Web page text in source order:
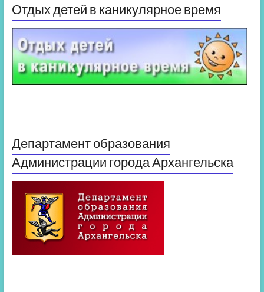
Отдых детей в каникулярное время
Департамент образования
Администрации города Архангельска